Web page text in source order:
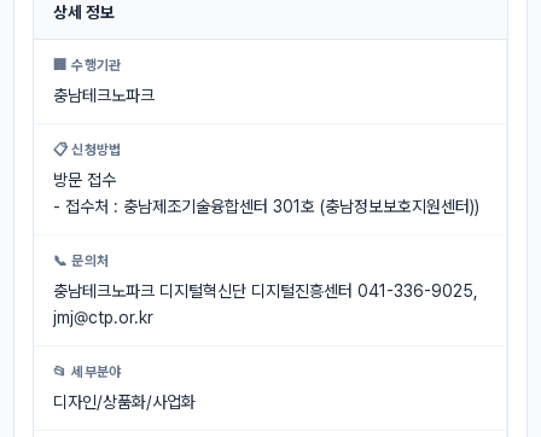
상세 정보
🏢 수행기관
충남테크노파크
📋 신청방법
방문 접수
- 접수처 : 충남제조기술융합센터 301호 (충남정보보호지원센터))
📞 문의처
충남테크노파크 디지털혁신단 디지털진흥센터 041-336-9025,
jmj@ctp.or.kr
📂 세부분야
디자인/상품화/사업화